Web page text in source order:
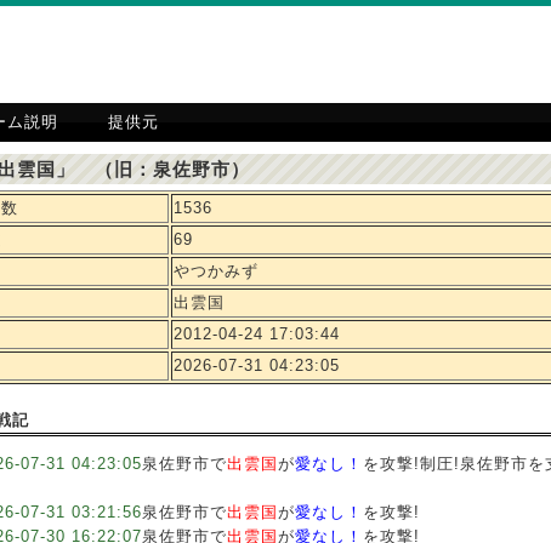
ム説明 提供元
雲国」 （旧：泉佐野市）
1536
69
やつかみず
出雲国
2012-04-24 17:03:44
2026-07-31 04:23:05
記
07-31 04:23:05泉佐野市で出雲国 が愛なし！ を攻撃!制圧!泉佐野市を
07-31 03:21:56泉佐野市で出雲国 が愛なし！ を攻撃!
07-30 16:22:07泉佐野市で出雲国 が愛なし！ を攻撃!